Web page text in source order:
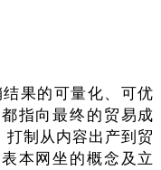
果的可量化、可优
指向最终的贸易成
制从内容出产到贸
本网坐的概念及立